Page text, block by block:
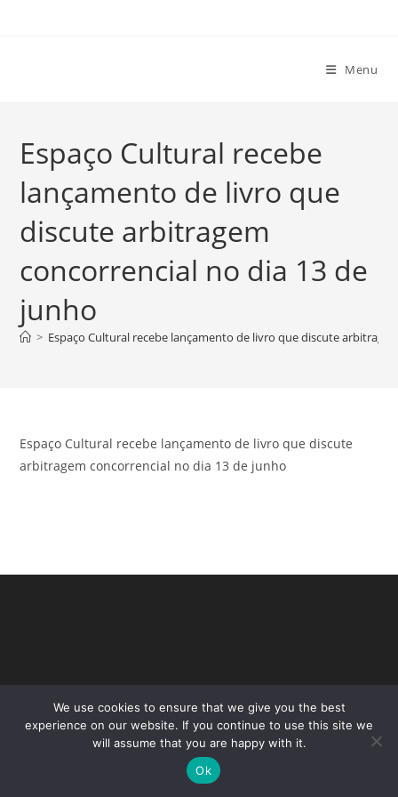
Menu
Espaço Cultural recebe
lançamento de livro que
discute arbitragem
concorrencial no dia 13 de
junho
> Espaço Cultural recebe lançamento de livro que discute
Espaço Cultural recebe lançamento de livro que discute
arbitragem concorrencial no dia 13 de junho
Copyright - WordPress Theme by OceanWP
We use cookies to ensure that we give you the best
experience on our website. If you continue to use this site we
will assume that you are happy with it.
Ok